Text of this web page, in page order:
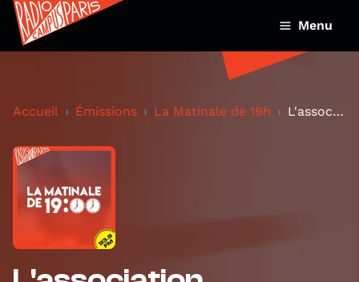
Menu
Accueil Émissions La Matinale de 19h L'association EndoFrance & Retour sur 5ème édition...